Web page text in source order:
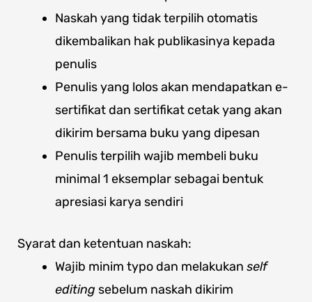
Naskah yang tidak terpilih otomatis
dikembalikan hak publikasinya kepada
penulis
Penulis yang lolos akan mendapatkan e-
sertifikat dan sertifikat cetak yang akan
dikirim bersama buku yang dipesan
Penulis terpilih wajib membeli buku
minimal 1 eksemplar sebagai bentuk
apresiasi karya sendiri
Syarat dan ketentuan naskah:
Wajib minim typo dan melakukan self
editing sebelum naskah dikirim